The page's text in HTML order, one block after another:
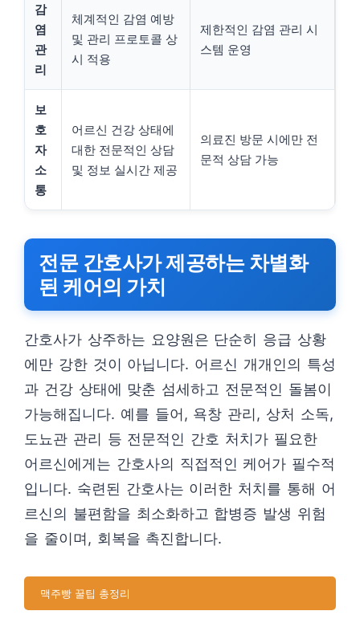
감
염
관
리
체계적인 감염 예방
및 관리 프로토콜 상
시 적용
제한적인 감염 관리 시
스템 운영
보
호
자
소
통
어르신 건강 상태에
대한 전문적인 상담
및 정보 실시간 제공
의료진 방문 시에만 전
문적 상담 가능
전문 간호사가 제공하는 차별화
된 케어의 가치
간호사가 상주하는 요양원은 단순히 응급 상황
에만 강한 것이 아닙니다. 어르신 개개인의 특성
과 건강 상태에 맞춘 섬세하고 전문적인 돌봄이
가능해집니다. 예를 들어, 욕창 관리, 상처 소독,
도뇨관 관리 등 전문적인 간호 처치가 필요한
어르신에게는 간호사의 직접적인 케어가 필수적
입니다. 숙련된 간호사는 이러한 처치를 통해 어
르신의 불편함을 최소화하고 합병증 발생 위험
을 줄이며, 회복을 촉진합니다.
맥주빵 꿀팁 총정리